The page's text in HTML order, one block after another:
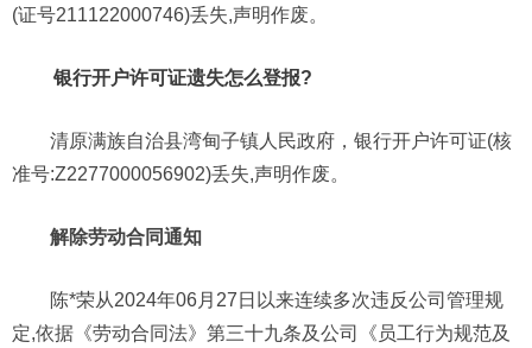
(证号211122000746)丢失,声明作废。
银行开户许可证遗失怎么登报?
清原满族自治县湾甸子镇人民政府，银行开户许可证(核
准号:Z2277000056902)丢失,声明作废。
解除劳动合同通知
陈*荣从2024年06月27日以来连续多次违反公司管理规
定,依据《劳动合同法》第三十九条及公司《员工行为规范及